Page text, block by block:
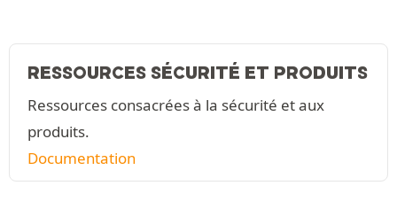
RESSOURCES SÉCURITÉ ET PRODUITS
Ressources consacrées à la sécurité et aux
produits.
Documentation